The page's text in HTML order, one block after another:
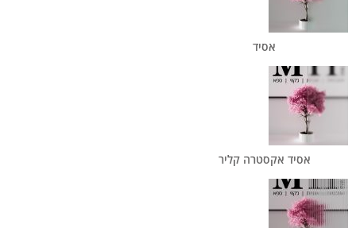
אסיד
אסיד אקסטרה קליר